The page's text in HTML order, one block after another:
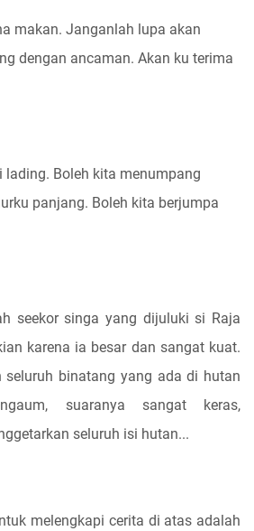
makan. Janganlah lupa akan
dengan ancaman. Akan ku terima
lading. Boleh kita menumpang
panjang. Boleh kita berjumpa
seekor singa yang dijuluki si Raja
karena ia besar dan sangat kuat.
seluruh binatang yang ada di hutan
suaranya sangat keras,
seluruh isi hutan...
melengkapi cerita di atas adalah